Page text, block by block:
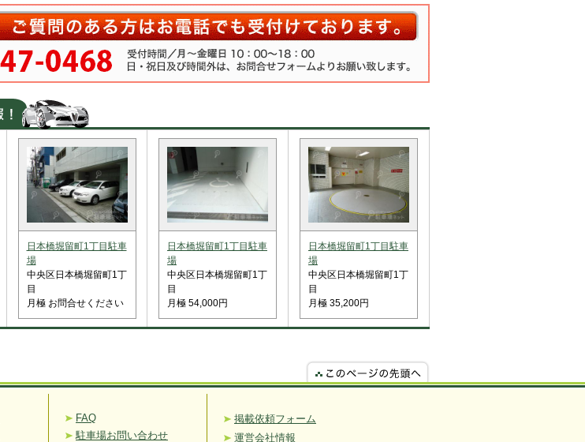
日本橋堀留町1丁目駐車
場
中央区日本橋堀留町1丁
目
月極 お問合せください
日本橋堀留町1丁目駐車
場
中央区日本橋堀留町1丁
目
月極 54,000円
日本橋堀留町1丁目駐車
場
中央区日本橋堀留町1丁
目
月極 35,200円
FAQ
駐車場お問い合わせ
掲載依頼フォーム
運営会社情報